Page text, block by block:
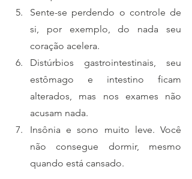
Sente-se perdendo o controle de
si, por exemplo, do nada seu
coração acelera.
Distúrbios gastrointestinais, seu
estômago e intestino ficam
alterados, mas nos exames não
acusam nada.
Insônia e sono muito leve. Você
não consegue dormir, mesmo
quando está cansado.